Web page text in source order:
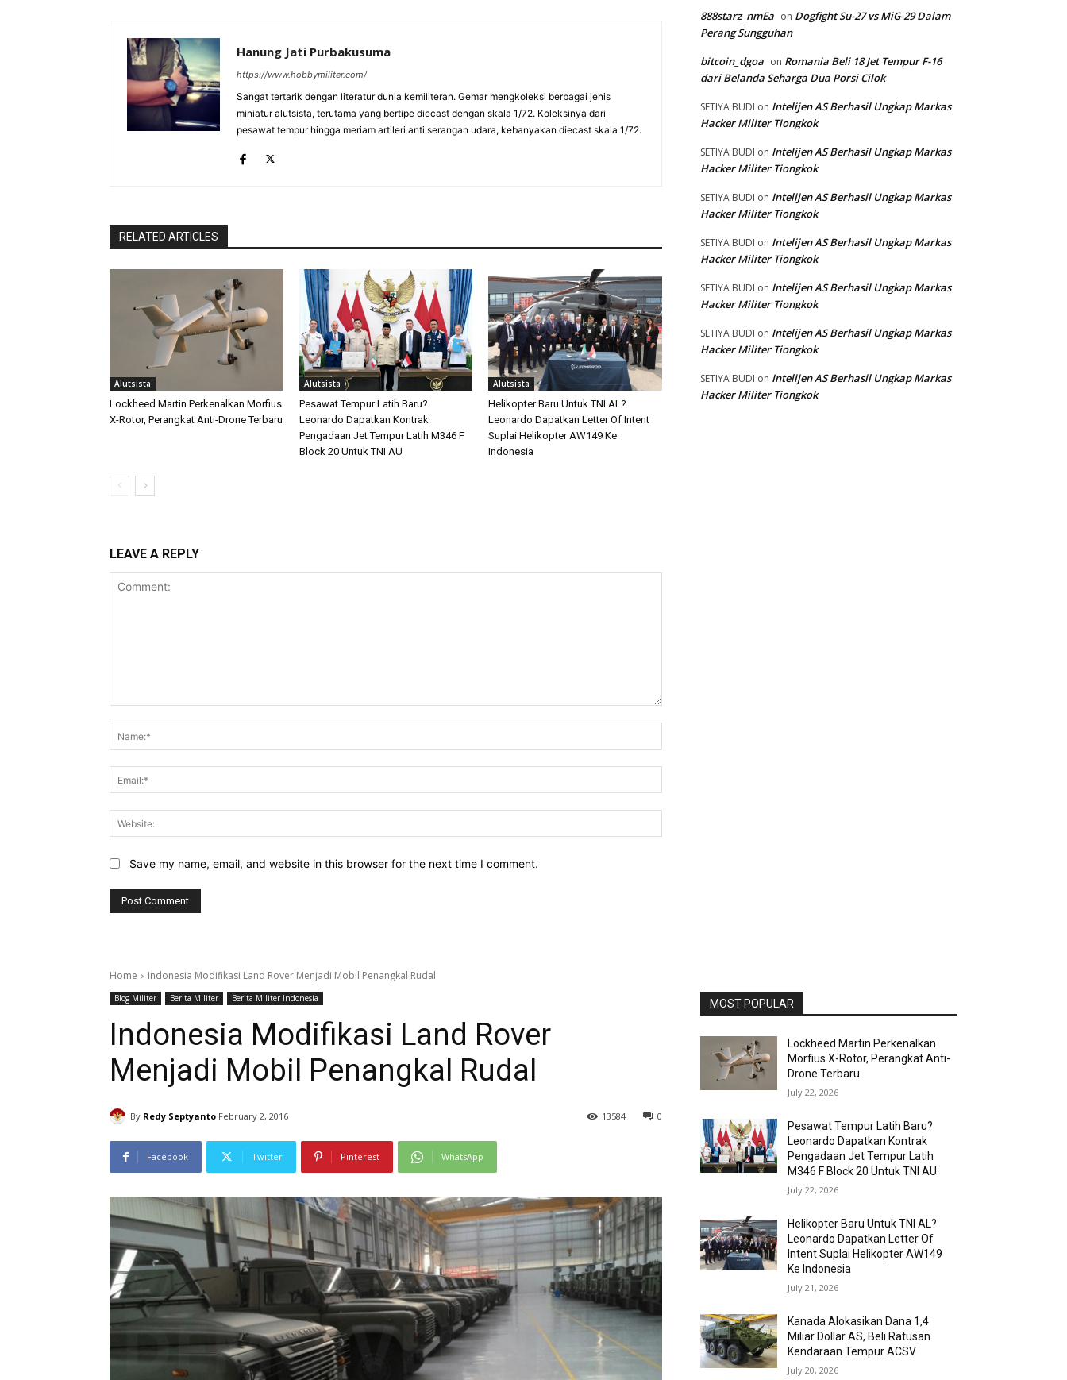
Hanung Jati Purbakusuma
https://www.hobbymiliter.com/
Sangat tertarik dengan literatur dunia kemiliteran. Gemar mengkoleksi berbagai jenis
miniatur alutsista, terutama yang bertipe diecast dengan skala 1/72. Koleksinya dari
pesawat tempur hingga meriam artileri anti serangan udara, kebanyakan diecast skala 1/72.
RELATED ARTICLES
Alutsista
Lockheed Martin Perkenalkan Morfius
X-Rotor, Perangkat Anti-Drone Terbaru
Alutsista
Pesawat Tempur Latih Baru?
Leonardo Dapatkan Kontrak
Pengadaan Jet Tempur Latih M346 F
Block 20 Untuk TNI AU
Alutsista
Helikopter Baru Untuk TNI AL?
Leonardo Dapatkan Letter Of Intent
Suplai Helikopter AW149 Ke
Indonesia
LEAVE A REPLY
Save my name, email, and website in this browser for the next time I comment.
888starz_nmEa on Dogfight Su-27 vs MiG-29 Dalam
Perang Sungguhan
bitcoin_dgoa on Romania Beli 18 Jet Tempur F-16
dari Belanda Seharga Dua Porsi Cilok
SETIYA BUDI on Intelijen AS Berhasil Ungkap Markas
Hacker Militer Tiongkok
SETIYA BUDI on Intelijen AS Berhasil Ungkap Markas
Hacker Militer Tiongkok
SETIYA BUDI on Intelijen AS Berhasil Ungkap Markas
Hacker Militer Tiongkok
SETIYA BUDI on Intelijen AS Berhasil Ungkap Markas
Hacker Militer Tiongkok
SETIYA BUDI on Intelijen AS Berhasil Ungkap Markas
Hacker Militer Tiongkok
SETIYA BUDI on Intelijen AS Berhasil Ungkap Markas
Hacker Militer Tiongkok
SETIYA BUDI on Intelijen AS Berhasil Ungkap Markas
Hacker Militer Tiongkok